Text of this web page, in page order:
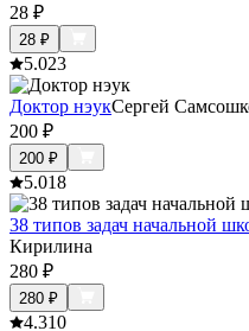
28 ₽
28 ₽
5.023
Доктор нэукСергей
200 ₽
200 ₽
5.018
38 типов задач начальной
Кирилина
280 ₽
280 ₽
4.310